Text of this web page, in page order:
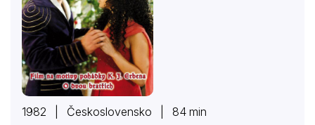
1982 | Československo | 84 min